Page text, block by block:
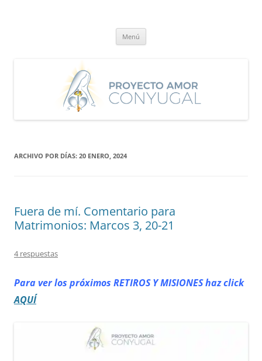
Menú
ARCHIVO POR DÍAS: 20 ENERO, 2024
Fuera de mí. Comentario para
Matrimonios: Marcos 3, 20-21
4 respuestas
Para ver los próximos RETIROSY MISIONES haz click
AQUÍ